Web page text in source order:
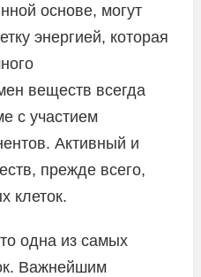
основе, могут
энергией, которая
веществ всегда
с участием
Активный и
прежде всего,
клеток.
одна из самых
Важнейшим